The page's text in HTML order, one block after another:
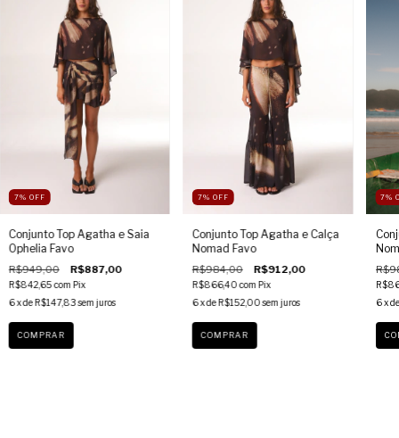
7% OFF
Conjunto Top Agatha e Saia
Ophelia Favo
R$949,00 R$887,00
R$842,65com Pix
6x de R$147,83 sem juros
COMPRAR
7% OFF
Conjunto Top Agatha e Calça
Nomad Favo
R$984,00 R$912,00
R$866,40com Pix
6x de R$152,00 sem juros
COMPRAR
7%
6 x